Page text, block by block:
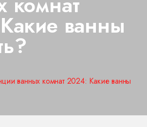
ванны
ванных комнат 2024: Какие ванны